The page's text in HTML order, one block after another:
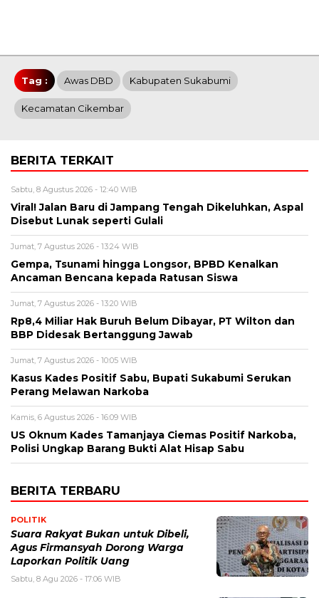
Tag : Awas DBD Kabupaten Sukabumi
Kecamatan Cikembar
BERITA TERKAIT
Sabtu, 8 Agustus 2026 - 12:40 WIB
Viral! Jalan Baru di Jampang Tengah Dikeluhkan, Aspal
Disebut Lunak seperti Gulali
Jumat, 7 Agustus 2026 - 13:24 WIB
Gempa, Tsunami hingga Longsor, BPBD Kenalkan
Ancaman Bencana kepada Ratusan Siswa
Jumat, 7 Agustus 2026 - 13:20 WIB
Rp8,4 Miliar Hak Buruh Belum Dibayar, PT Wilton dan
BBP Didesak Bertanggung Jawab
Jumat, 7 Agustus 2026 - 10:05 WIB
Kasus Kades Positif Sabu, Bupati Sukabumi Serukan
Perang Melawan Narkoba
Kamis, 6 Agustus 2026 - 16:09 WIB
US Oknum Kades Tamanjaya Ciemas Positif Narkoba,
Polisi Ungkap Barang Bukti Alat Hisap Sabu
BERITA TERBARU
POLITIK
Suara Rakyat Bukan untuk Dibeli,
Agus Firmansyah Dorong Warga
Laporkan Politik Uang
Sabtu, 8 Agu 2026 - 17:06 WIB